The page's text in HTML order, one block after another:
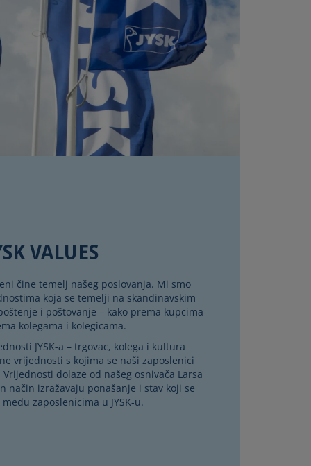
VALUES
čine temelj našeg poslovanja. Mi smo
koja se temelji na skandinavskim
i poštovanje – kako prema kupcima
kolegama i kolegicama.
JYSK-a – trgovac, kolega i kultura
vrijednosti s kojima se naši zaposlenici
Vrijednosti dolaze od našeg osnivača Larsa
način izražavaju ponašanje i stav koji se
zaposlenicima u JYSK-u.